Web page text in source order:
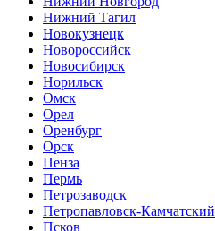
Нижний Тагил
Новокузнецк
Новороссийск
Новосибирск
Норильск
Омск
Орел
Оренбург
Орск
Пенза
Пермь
Петрозаводск
Петропавловск-Камчатский
Псков